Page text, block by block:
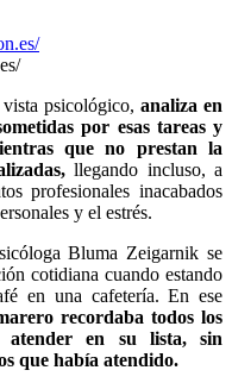
vista psicológico,analiza en
por esas tareas y
que no prestan la
llegando incluso, a
profesionales inacabados
y el estrés.
Bluma Zeigarnik se
cotidiana cuando estando
en una cafetería. En ese
recordaba todos los
atender en su lista, sin
que había atendido.